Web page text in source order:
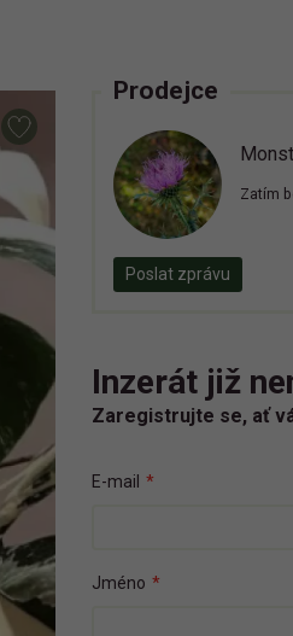
Prodejce
Zatím
Poslat zprávu
Inzerát již
Zaregistrujte se, ať
E-mail *
Jméno *